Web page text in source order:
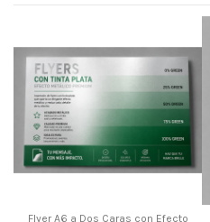
Flyer A6 a Dos Caras con Efecto